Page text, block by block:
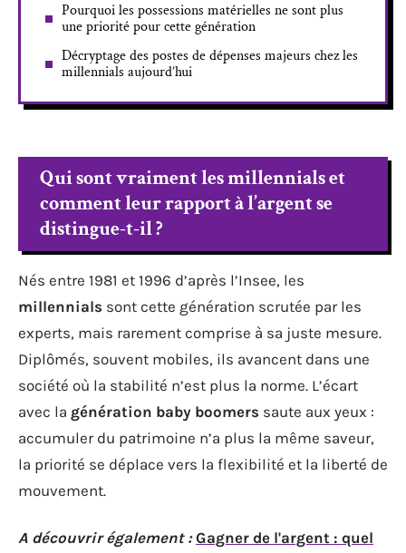
Pourquoi les possessions matérielles ne sont plus
une priorité pour cette génération
Décryptage des postes de dépenses majeurs chez les
millennials aujourd’hui
Qui sont vraiment les millennials et
comment leur rapport à l’argent se
distingue-t-il ?
Nés entre 1981 et 1996 d’après l’Insee, les
millennials sont cette génération scrutée par les
experts, mais rarement comprise à sa juste mesure.
Diplômés, souvent mobiles, ils avancent dans une
société où la stabilité n’est plus la norme. L’écart
avec la génération baby boomers saute aux yeux :
accumuler du patrimoine n’a plus la même saveur,
la priorité se déplace vers la flexibilité et la liberté de
mouvement.
A découvrir également : Gagner de l'argent : quel